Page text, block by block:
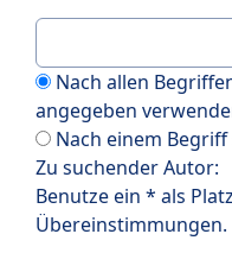
Nach allen
angegeben
Nach einem Begriff
Zu suchender Autor:
Benutze ein * als
Übereinstimmungen.